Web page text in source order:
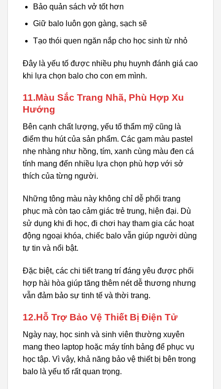
Bảo quản sách vở tốt hơn
Giữ balo luôn gọn gàng, sạch sẽ
Tạo thói quen ngăn nắp cho học sinh từ nhỏ
Đây là yếu tố được nhiều phụ huynh đánh giá cao
khi lựa chọn balo cho con em mình.
11.Màu Sắc Trang Nhã, Phù Hợp Xu
Hướng
Bên cạnh chất lượng, yếu tố thẩm mỹ cũng là
điểm thu hút của sản phẩm. Các gam màu pastel
nhẹ nhàng như hồng, tím, xanh cùng màu đen cá
tính mang đến nhiều lựa chọn phù hợp với sở
thích của từng người.
Những tông màu này không chỉ dễ phối trang
phục mà còn tạo cảm giác trẻ trung, hiện đại. Dù
sử dụng khi đi học, đi chơi hay tham gia các hoạt
động ngoại khóa, chiếc balo vẫn giúp người dùng
tự tin và nổi bật.
Đặc biệt, các chi tiết trang trí đáng yêu được phối
hợp hài hòa giúp tăng thêm nét dễ thương nhưng
vẫn đảm bảo sự tinh tế và thời trang.
12.Hỗ Trợ Bảo Vệ Thiết Bị Điện Tử
Ngày nay, học sinh và sinh viên thường xuyên
mang theo laptop hoặc máy tính bảng để phục vụ
học tập. Vì vậy, khả năng bảo vệ thiết bị bên trong
balo là yếu tố rất quan trọng.